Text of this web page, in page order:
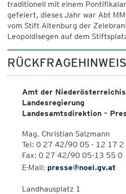
traditionell mit einem
gefeiert, dieses Jahr war Abt
vom Stift Altenburg der
Leopoldisegen auf dem
RÜCKFRAGEHINWEIS
Amt der
Landesregierung
Landesamtsdirektion -
Mag. Christian Salzmann
Tel: 0 27 42/90 05 - 12 17 2
Fax: 0 27 42/90 05-13 55 0
E-Mail: presse@noel.gv.at
Landhausplatz 1